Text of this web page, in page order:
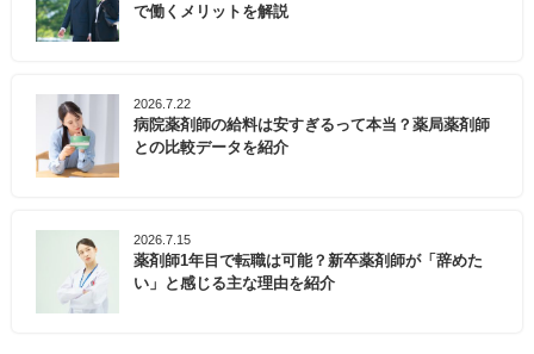
で働くメリットを解説
2026.7.22
病院薬剤師の給料は安すぎるって本当？薬局薬剤師
との比較データを紹介
2026.7.15
薬剤師1年目で転職は可能？新卒薬剤師が「辞めた
い」と感じる主な理由を紹介